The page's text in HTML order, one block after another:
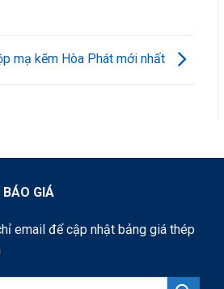
mạ kẽm Hòa Phát mới nhất
GIÁ
email để cập nhật bảng giá thép